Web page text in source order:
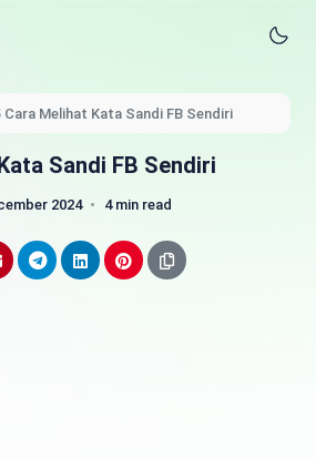
Cara Melihat Kata Sandi FB Sendiri
Sandi FB Sendiri
2024 4 min read